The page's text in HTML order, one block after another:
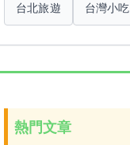
台北旅遊 台灣小吃
熱門文章